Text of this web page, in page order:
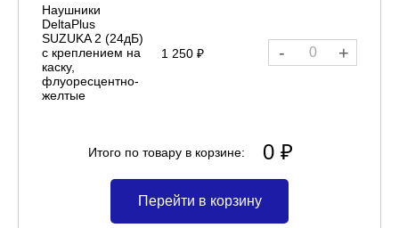
Наушники
DeltaPlus
SUZUKA 2 (24дБ)
с креплением на
каску,
флуоресцентно-
желтые
1 250 ₽ - +
Итого по товару в корзине: 0 ₽
Перейти в корзину